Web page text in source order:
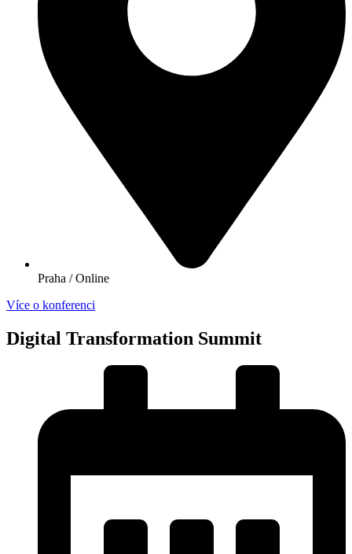
Praha / Online
Více o konferenci
Digital Transformation Summit